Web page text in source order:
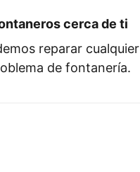
cerca de ti
reparar cualquier
de fontanería.